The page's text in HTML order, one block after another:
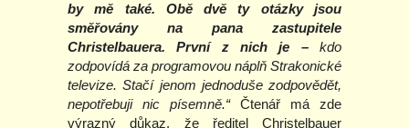
by mě také. Obě dvě ty otázky jsou
směřovány na pana zastupitele
Christelbauera. První z nich je – kdo
zodpovídá za programovou náplň Strakonické
televize. Stačí jenom jednoduše zodpovědět,
nepotřebuji nic písemně.“ Čtenář má zde
výrazný důkaz, že ředitel Christelbauer